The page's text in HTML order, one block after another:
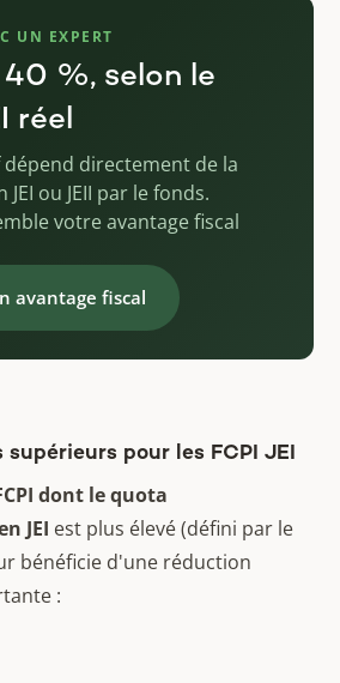
UN EXPERT
%, selon le
réel
directement de la
ou JEII par le fonds.
votre avantage fiscal
avantage fiscal
pour les FCPI JEI
dont le quota
JEI est plus élevé (défini par le
bénéficie d'une réduction
: